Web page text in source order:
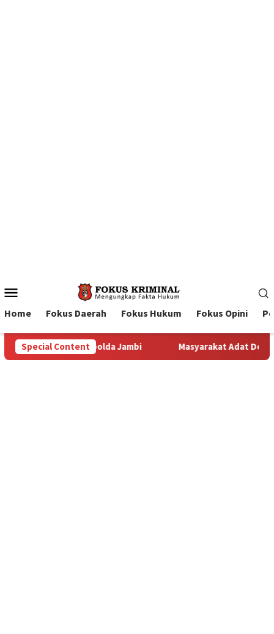
Menu
Home Fokus Daerah Fokus Hukum Fokus Opini
Special Content
Adat Desa Lermatang Menanti Pembayaran Lahan: Antara